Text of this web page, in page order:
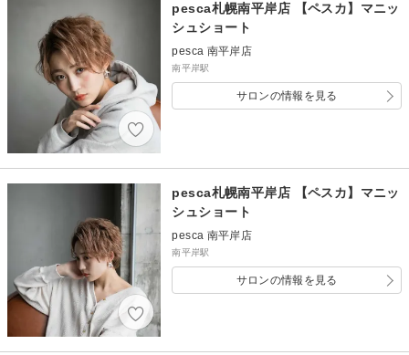
pesca札幌南平岸店 【ペスカ】マニッ
シュショート
pesca 南平岸店
南平岸駅
サロンの情報を見る
pesca札幌南平岸店 【ペスカ】マニッ
シュショート
pesca 南平岸店
南平岸駅
サロンの情報を見る